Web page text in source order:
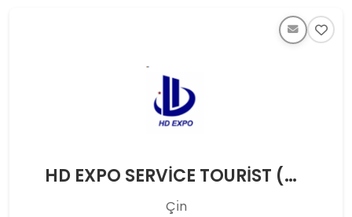
HD EXPO SERVİCE TOURİST (HK) LIMITED
Çı̇n